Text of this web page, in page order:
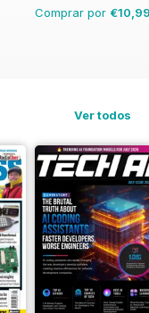
Comprar por
Ver todos